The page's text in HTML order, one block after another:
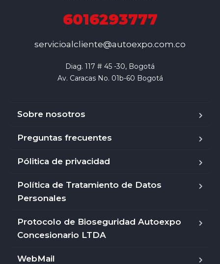
6016293777
servicioalcliente@autoexpo.com.co
Diag. 117 # 45 -30, Bogotá
Av. Caracas No. 01b-60 Bogotá
Sobre nosotros
Preguntas frecuentes
Pólitica de privacidad
Política de Tratamiento de Datos
Personales
Protocolo de Bioseguridad Autoexpo
Concesionario LTDA
WebMail